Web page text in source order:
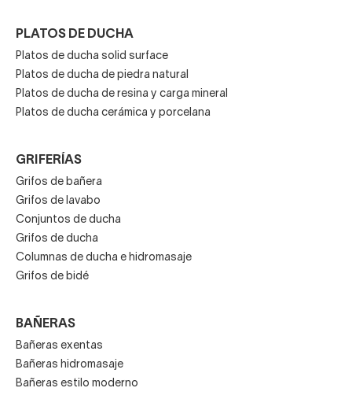
PLATOS DE DUCHA
Platos de ducha solid surface
Platos de ducha de piedra natural
Platos de ducha de resina y carga mineral
Platos de ducha cerámica y porcelana
GRIFERÍAS
Grifos de bañera
Grifos de lavabo
Conjuntos de ducha
Grifos de ducha
Columnas de ducha e hidromasaje
Grifos de bidé
BAÑERAS
Bañeras exentas
Bañeras hidromasaje
Bañeras estilo moderno